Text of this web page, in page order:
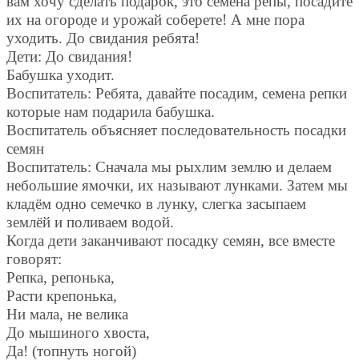
их на огороде и урожай соберете! А мне пора
уходить. До свидания ребята!
Дети: До свидания!
Бабушка уходит.
Воспитатель: Ребята, давайте посадим, семена репки
которые нам подарила бабушка.
Воспитатель объясняет последовательность посадки
семян
Воспитатель: Сначала мы рыхлим землю и делаем
небольшие ямочки, их называют лунками. Затем мы
кладём одно семечко в лунку, слегка засыпаем
землёй и поливаем водой.
Когда дети заканчивают посадку семян, все вместе
говорят:
Репка, репонька,
Расти крепонька,
Ни мала, не велика
До мышиного хвоста,
Да! (топнуть ногой)